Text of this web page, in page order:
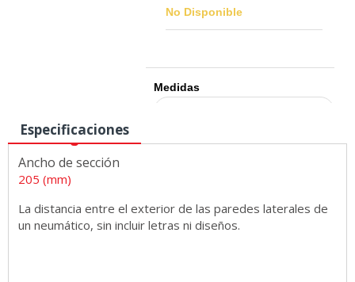
No Disponible
Medidas
Especificaciones
Ancho de sección
205 (mm)
La distancia entre el exterior de las paredes laterales de
un neumático, sin incluir letras ni diseños.